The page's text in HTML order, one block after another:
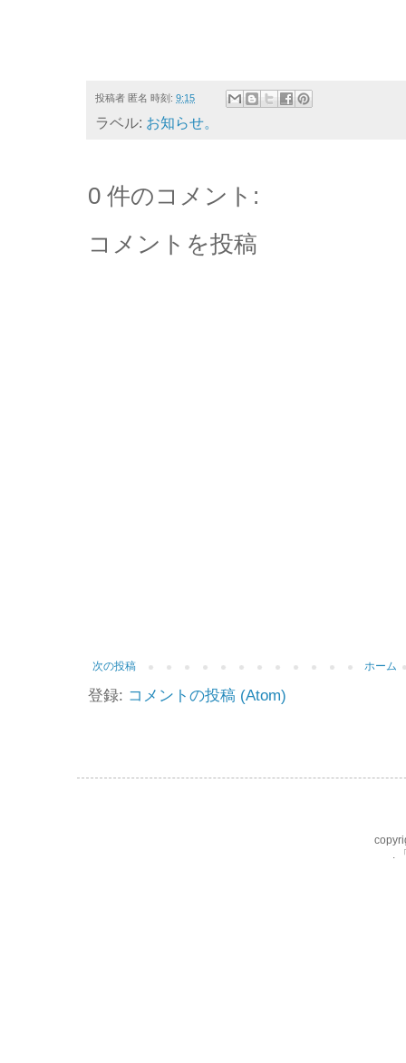
投稿者 匿名 時刻: 9:15
ラベル: お知らせ。
0 件のコメント:
コメントを投稿
次の投稿 ホーム
登録: コメントの投稿 (Atom)
.